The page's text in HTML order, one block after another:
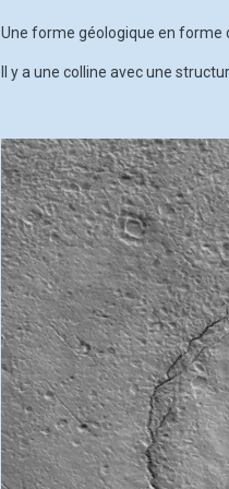
Une forme géologique en forme
Il y a une colline avec une